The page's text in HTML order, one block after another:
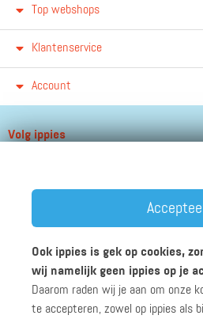
Top webshops
Klantenservice
Account
Volg ippies
Werken bij ippies Zakelijk
Ook ippies is gek op cookies,
wij namelijk geen ippies op je
Daarom raden wij je aan om onze
te accepteren, zowel op ippies als